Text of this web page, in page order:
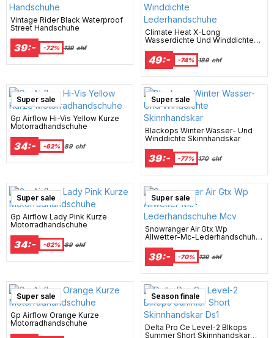
Vintage Rider Black Waterproof
Street Handschuhe
39:- -72% 139 chf
Climate Heat X-Long
Wasserdichte Und Winddichte
49:- -74% 189 chf
Super sale
Gp Airflow Hi-Vis Yellow Kurze
Motorradhandschuhe
34:- -62% 89 chf
Super sale
Blackops Winter Wasser- Und
Winddichte Skinnhandskar
39:- -77% 170 chf
Super sale
Gp Airflow Lady Pink Kurze
Motorradhandschuhe
34:- -62% 89 chf
Super sale
Snowranger Air Gtx Wp
Allwetter-Mc-Lederhandschuhe
39:- -70% 129 chf
Super sale
Gp Airflow Orange Kurze
Motorradhandschuhe
Season finale
Delta Pro Ce Level-2 Blkops
Summer Short Skinnhandskar